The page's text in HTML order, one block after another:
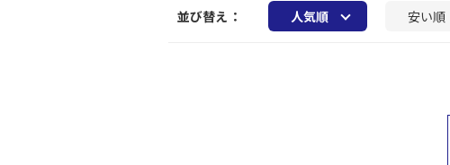
並び替え： 人気順 安い順